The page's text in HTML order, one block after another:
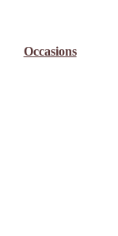
Occasions